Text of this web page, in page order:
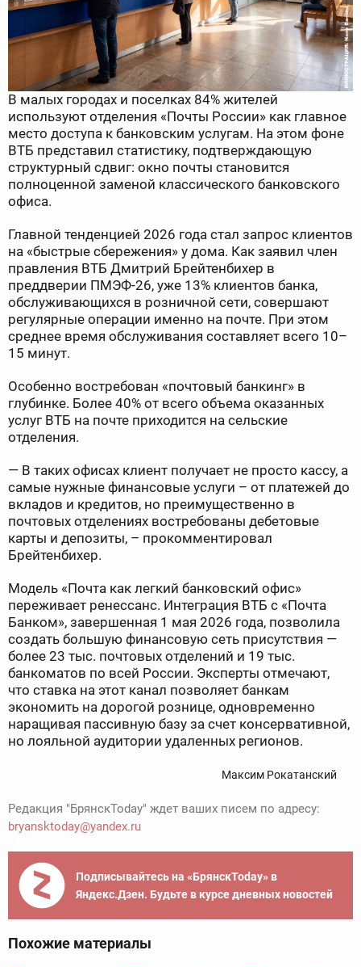
В малых городах и поселках 84% жителей
используют отделения «Почты России» как главное
место доступа к банковским услугам. На этом фоне
ВТБ представил статистику, подтверждающую
структурный сдвиг: окно почты становится
полноценной заменой классического банковского
офиса.
Главной тенденцией 2026 года стал запрос клиентов
на «быстрые сбережения» у дома. Как заявил член
правления ВТБ Дмитрий Брейтенбихер в
преддверии ПМЭФ-26, уже 13% клиентов банка,
обслуживающихся в розничной сети, совершают
регулярные операции именно на почте. При этом
среднее время обслуживания составляет всего 10–
15 минут.
Особенно востребован «почтовый банкинг» в
глубинке. Более 40% от всего объема оказанных
услуг ВТБ на почте приходится на сельские
отделения.
— В таких офисах клиент получает не просто кассу, а
самые нужные финансовые услуги – от платежей до
вкладов и кредитов, но преимущественно в
почтовых отделениях востребованы дебетовые
карты и депозиты, – прокомментировал
Брейтенбихер.
Модель «Почта как легкий банковский офис»
переживает ренессанс. Интеграция ВТБ с «Почта
Банком», завершенная 1 мая 2026 года, позволила
создать большую финансовую сеть присутствия —
более 23 тыс. почтовых отделений и 19 тыс.
банкоматов по всей России. Эксперты отмечают,
что ставка на этот канал позволяет банкам
экономить на дорогой рознице, одновременно
наращивая пассивную базу за счет консервативной,
но лояльной аудитории удаленных регионов.
Максим Рокатанский
Редакция "БрянскToday" ждет ваших писем по адресу:
bryansktoday@yandex.ru
Подписывайтесь на «БрянскToday» в
Яндекс.Дзен. Будьте в курсе дневных новостей
Похожие материалы